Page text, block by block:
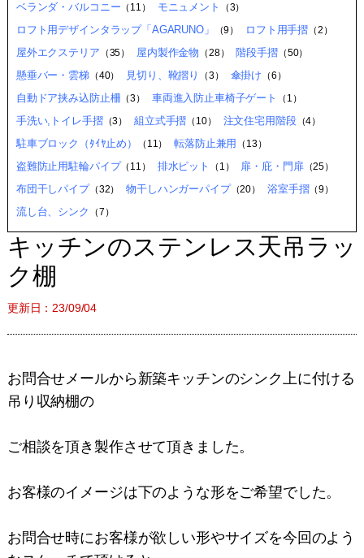
ベランダ・バルコニー （11） モニュメント （3）
ロフト用デザインタラップ「AGARUNO」 （9） ロフト用手摺 （2）
屋外エクステリア （35） 屋内製作金物 （28） 階段手摺（50）
懸垂バー・雲梯（40） 見切り、靴摺り （3） 傘掛け （6）
自動ドア挟み込防止柵 （3） 車両進入防止車椅子ゲート （1）
手洗い,トイレ手摺（3） 組立式手摺 （10） 注文住宅用階段（4）
駐車ブロック（ﾀｲﾔ止め） （11） 転落防止兼用 （13）
盗難防止用駐輪パイプ（11） 排水ピット （1） 扉・庇・門扉（25）
布団干しパイプ（32） 物干しハンガーパイプ（20） 浴室手摺（9）
流し台、シンク （7）
キッチンのステンレス天吊ラッ
ク棚
更新日：23/09/04
お問合せメールから新築キッチンのシンク上に付ける
吊り収納棚の
ご相談を頂き製作させて頂きました。
お客様のイメージは下のような形をご希望でした。
お問合せ時にお客様が欲しい形やサイズを今回のよう